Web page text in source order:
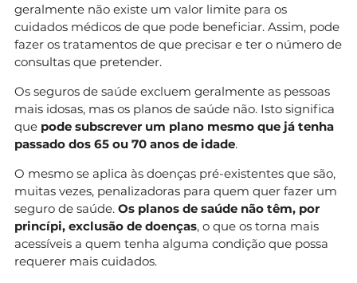
geralmente não existe um valor limite para os
cuidados médicos de que pode beneficiar. Assim, pode
fazer os tratamentos de que precisar e ter o número de
consultas que pretender.
Os seguros de saúde excluem geralmente as pessoas
mais idosas, mas os planos de saúde não. Isto significa
que pode subscrever um plano mesmo que já tenha
passado dos 65 ou 70 anos de idade.
O mesmo se aplica às doenças pré-existentes que são,
muitas vezes, penalizadoras para quem quer fazer um
seguro de saúde. Os planos de saúde não têm, por
princípi, exclusão de doenças, o que os torna mais
acessíveis a quem tenha alguma condição que possa
requerer mais cuidados.